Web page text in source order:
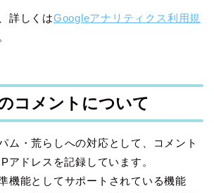
詳しくはGoogleアナリティクス利用規
コメントについて
ム・荒らしへの対応として、コメント
アドレスを記録しています。
機能としてサポートされている機能